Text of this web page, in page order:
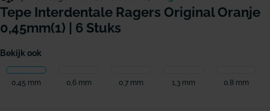
Tepe Interdentale Ragers Original Oranje
0,45mm(1) | 6 Stuks
Bekijk ook
0,45 mm 0,6 mm 0,7 mm 1,3 mm 0,8 mm